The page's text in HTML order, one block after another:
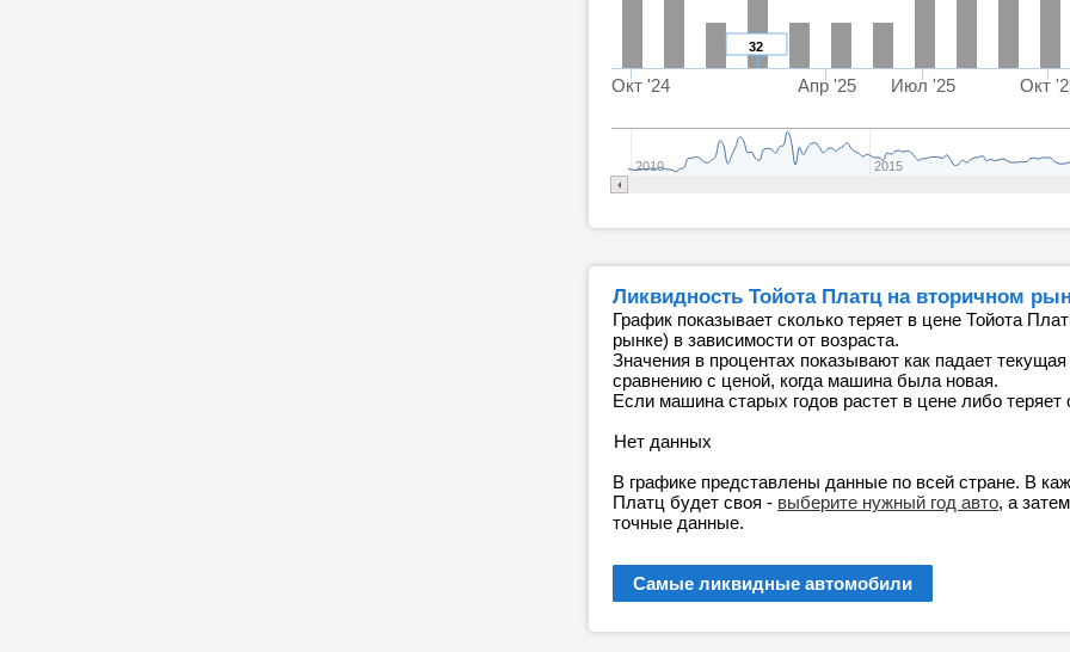
32
Окт '24 Апр '25 Июл '25 Окт
2010 2015
Ликвидность Тойота Платц на вторичном
График показывает сколько теряет в цене Тойота
рынке) в зависимости от возраста.
Значения в процентах показывают как падает
сравнению с ценой, когда машина была новая.
Если машина старых годов растет в цене либо
Нет данных
В графике представлены данные по всей стране. В
Платц будет своя - выберите нужный год авто, а
точные данные.
Самые ликвидные автомобили